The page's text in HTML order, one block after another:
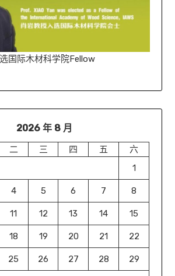
国际木材科学院Fellow
2026 年 8 月
二 三 四 五
六
1
4 5 6 7 8
11 12 13 14 15
18 19 20 21 22
25 26 27 28 29